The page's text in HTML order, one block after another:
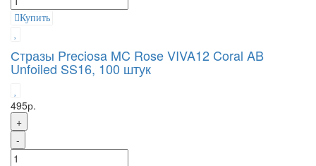
Купить
Стразы Preciosa MC Rose VIVA12 Coral AB
Unfoiled SS16, 100 штук
495р.
+
-